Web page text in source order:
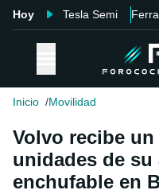
Hoy Tesla Semi
Inicio Movilidad
Volvo recibe
unidades de
enchufable en